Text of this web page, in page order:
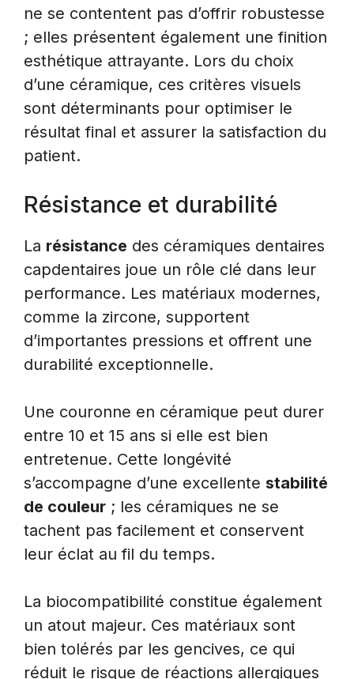
ne se contentent pas d’offrir robustesse
; elles présentent également une finition
esthétique attrayante. Lors du choix
d’une céramique, ces critères visuels
sont déterminants pour optimiser le
résultat final et assurer la satisfaction du
patient.
Résistance et durabilité
La résistance des céramiques dentaires
capdentaires joue un rôle clé dans leur
performance. Les matériaux modernes,
comme la zircone, supportent
d’importantes pressions et offrent une
durabilité exceptionnelle.
Une couronne en céramique peut durer
entre 10 et 15 ans si elle est bien
entretenue. Cette longévité
s’accompagne d’une excellente stabilité
de couleur ; les céramiques ne se
tachent pas facilement et conservent
leur éclat au fil du temps.
La biocompatibilité constitue également
un atout majeur. Ces matériaux sont
bien tolérés par les gencives, ce qui
réduit le risque de réactions allergiques